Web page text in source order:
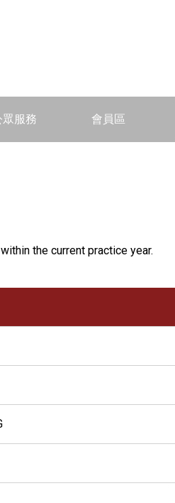
眾服務 會員區
the current practice year.